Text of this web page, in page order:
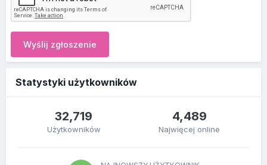
Wyślij zgłoszenie
Statystyki użytkowników
32,719
Użytkowników
4,489
Najwięcej online